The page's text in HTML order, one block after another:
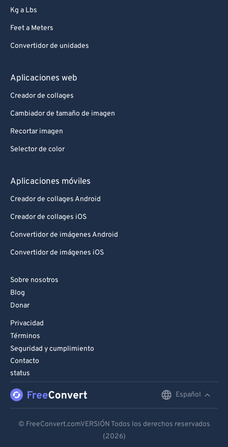
Kg a Lbs
Feet a Meters
Convertidor de unidades
Aplicaciones web
Creador de collages
Cambiador de tamaño de imagen
Recortar imagen
Selector de color
Aplicaciones móviles
Creador de collages Android
Creador de collages iOS
Convertidor de imágenes Android
Convertidor de imágenes iOS
Sobre nosotros
Blog
Donar
Privacidad
Términos
Seguridad y cumplimiento
Contacto
status
Español
Español
© FreeConvert.comVERSIÓN Todos los derechos reservados
(2026)